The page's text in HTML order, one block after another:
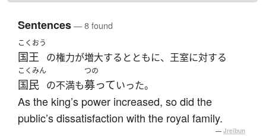
Sentences— 8 found
こくおう
国王 の権力が増大するとともに、王室に対する
こくみん
国民 の不満も
つの
募っていった。
As the king’s power increased, so did the
public’s dissatisfaction with the royal family.
— Jreibun